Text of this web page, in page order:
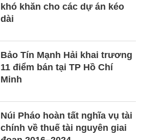
khó khăn cho các dự án kéo
dài
Bảo Tín Mạnh Hải khai trương
11 điểm bán tại TP Hồ Chí
Minh
Núi Pháo hoàn tất nghĩa vụ tài
chính về thuế tài nguyên giai